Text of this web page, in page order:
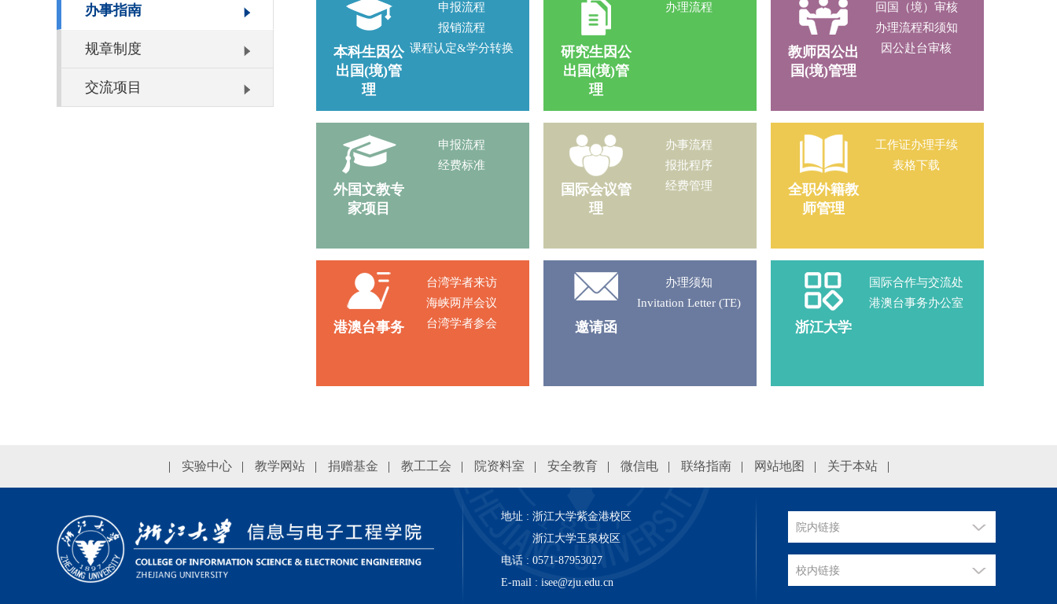
办事指南
规章制度
交流项目
本科生因公
出国(境)管
理
申报流程
报销流程
课程认定&学分转换
研究生因公
出国(境)管
理
办理流程
教师因公出
国(境)管理
回国（境）审核
办理流程和须知
因公赴台审核
外国文教专
家项目
申报流程
经费标准
国际会议管
理
办事流程
报批程序
经费管理
全职外籍教
师管理
工作证办理手续
表格下载
港澳台事务
台湾学者来访
海峡两岸会议
台湾学者参会
邀请函
办理须知
Invitation Letter (TE)
浙江大学
国际合作与交流处
港澳台事务办公室
| 实验中心 | 教学网站 | 捐赠基金 | 教工工会 | 院资料室 | 安全教育 | 微信电 | 联络指南 | 网站地图 | 关于本站 |
地址 : 浙江大学紫金港校区
浙江大学玉泉校区
电话 : 0571-87953027
E-mail : isee@zju.edu.cn